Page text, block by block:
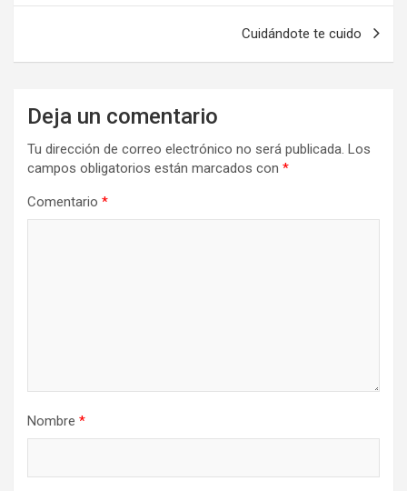
Cuidándote te cuido
Deja un comentario
Tu dirección de correo electrónico no será publicada. Los
campos obligatorios están marcados con *
Comentario *
Nombre *